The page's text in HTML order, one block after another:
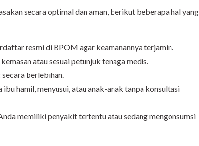
secara optimal dan aman, berikut beberapa hal yang
resmi di BPOM agar keamanannya terjamin.
atau sesuai petunjuk tenaga medis.
berlebihan.
ibu hamil, menyusui, atau anak-anak tanpa konsultasi
memiliki penyakit tertentu atau sedang mengonsumsi